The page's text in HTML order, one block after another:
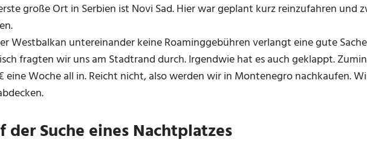
große Ort in Serbien ist Novi Sad. Hier war geplant kurz reinzufahren und
Westbalkan untereinander keine Roaminggebühren verlangt eine gute
fragten wir uns am Stadtrand durch. Irgendwie hat es auch geklappt.
eine Woche all in. Reicht nicht, also werden wir in Montenegro nachkaufen.
der Suche eines Nachtplatzes